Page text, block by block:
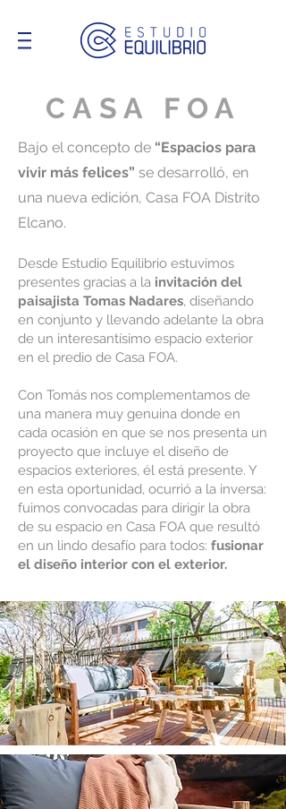
CASA FOA
Bajo el concepto de “Espacios para
vivir más felices” se desarrolló, en
una nueva edición, Casa FOA Distrito
Elcano.
Desde Estudio Equilibrio estuvimos
presentes gracias a la invitación del
paisajista Tomas Nadares, diseñando
en conjunto y llevando adelante la obra
de un interesantísimo espacio exterior
en el predio de Casa FOA.
Con Tomás nos complementamos de
una manera muy genuina donde en
cada ocasión en que se nos presenta un
proyecto que incluye el diseño de
espacios exteriores, él está presente. Y
en esta oportunidad, ocurrió a la inversa:
fuimos convocadas para dirigir la obra
de su espacio en Casa FOA que resultó
en un lindo desafío para todos: fusionar
el diseño interior con el exterior.